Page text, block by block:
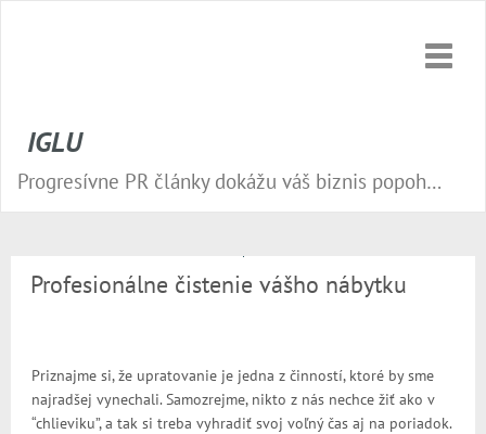
Toggle
IGLU
Progresívne PR články dokážu váš biznis popohnať vesmírnou rýchlosťou vpred. Nepremeškajte tú správnu príležitosť a publikujte na našom webe.
Profesionálne čistenie vášho nábytku
Priznajme si, že upratovanie je jedna z činností, ktoré by sme
najradšej vynechali. Samozrejme, nikto z nás nechce žiť ako v
“chlieviku”, a tak si treba vyhradiť svoj voľný čas aj na poriadok.